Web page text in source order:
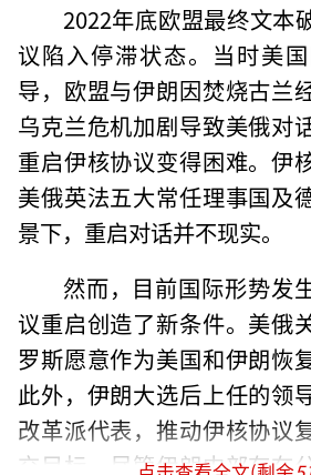
2022年底欧盟最终文本
议陷入停滞状态。当时美
导，欧盟与伊朗因焚烧古兰
乌克兰危机加剧导致美俄对
重启伊核协议变得困难。伊
美俄英法五大常任理事国及
景下，重启对话并不现实。
然而，目前国际形势发
议重启创造了新条件。美俄
罗斯愿意作为美国和伊朗恢
此外，伊朗大选后上任的领
改革派代表，推动伊核协议
交目标。尽管伊朗内部存在